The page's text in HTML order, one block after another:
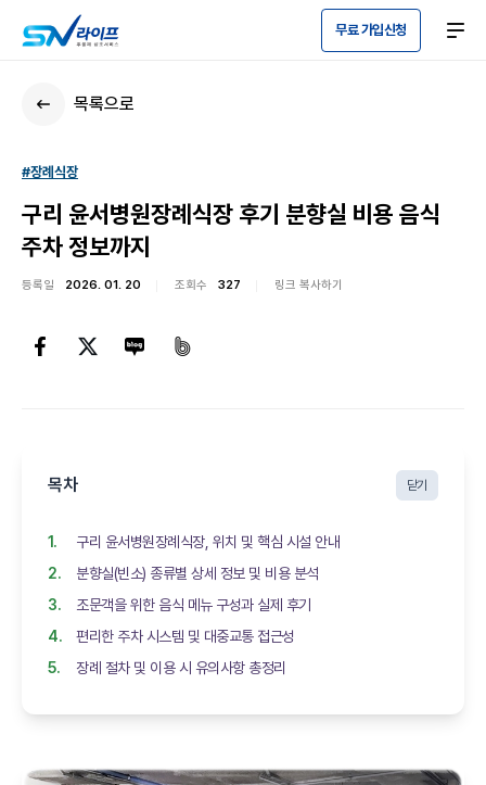
무료 가입신청
목록으로
#장례식장
구리 윤서병원장례식장 후기 분향실 비용 음식
주차 정보까지
등록일 2026. 01. 20 조회수 327 링크 복사하기
목차 닫기
구리 윤서병원장례식장, 위치 및 핵심 시설 안내
분향실(빈소) 종류별 상세 정보 및 비용 분석
조문객을 위한 음식 메뉴 구성과 실제 후기
편리한 주차 시스템 및 대중교통 접근성
장례 절차 및 이용 시 유의사항 총정리